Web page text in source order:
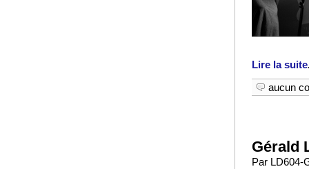
Lire la suite
aucun
Gérald
Par LD604-